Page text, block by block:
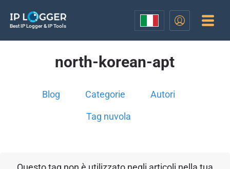
Best IP Logger & IP Tools
north-korean-apt
Blog Categorie Autori
Tag nuvola